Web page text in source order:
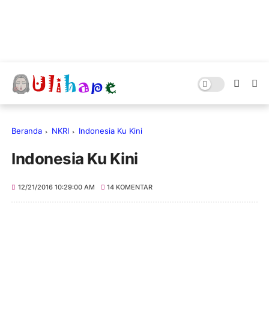
Beranda NKRI Indonesia Ku Kini
Indonesia Ku Kini
12/21/2016 10:29:00 AM 14 KOMENTAR